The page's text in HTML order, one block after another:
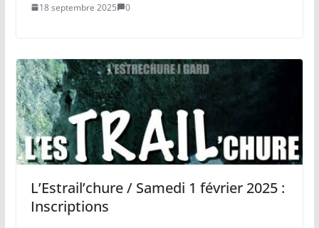
18 septembre 2025 0
L’Estrail’chure / Samedi 1 février 2025 :
Inscriptions